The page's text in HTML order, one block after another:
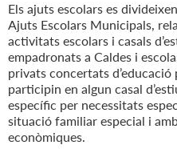
Els ajuts escolars es
Ajuts Escolars Municipals,
activitats escolars i casals
empadronats a Caldes i
privats concertats
participin en algun casal
específic per necessitats
situació familiar especial i
econòmiques.